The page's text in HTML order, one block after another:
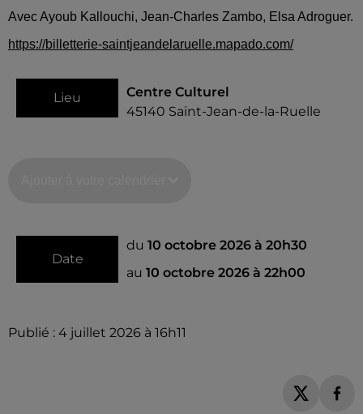
Avec Ayoub Kallouchi, Jean-Charles Zambo, Elsa Adroguer.
https://billetterie-saintjeandelaruelle.mapado.com/
Lieu
Centre Culturel
45140 Saint-Jean-de-la-Ruelle
Date
du 10 octobre 2026 à 20h30
au 10 octobre 2026 à 22h00
Publié : 4 juillet 2026 à 16h11